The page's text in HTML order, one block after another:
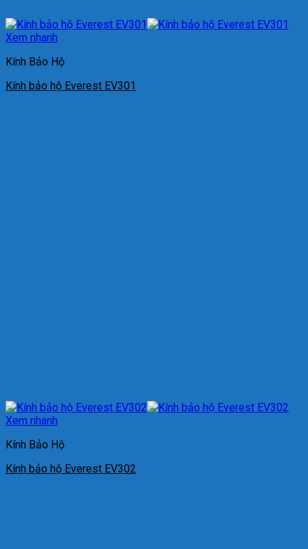
Xem nhanh
Kính Bảo Hộ
Kính bảo hộ Everest EV301
Xem nhanh
Kính Bảo Hộ
Kính bảo hộ Everest EV302